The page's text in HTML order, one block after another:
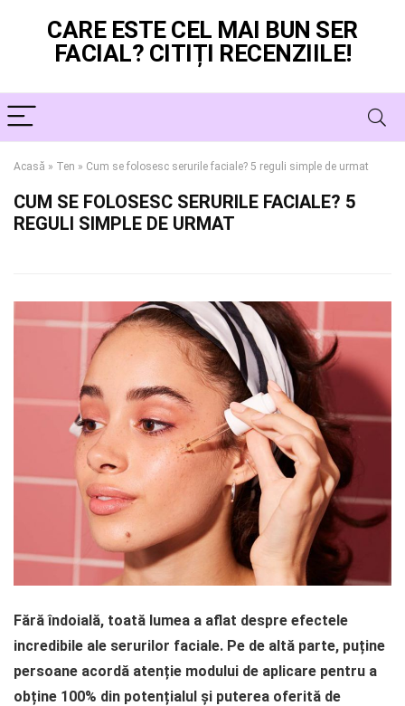
CARE ESTE CEL MAI BUN SER
FACIAL? CITIȚI RECENZIILE!
Acasă » Ten » Cum se folosesc serurile faciale? 5 reguli simple de urmat
CUM SE FOLOSESC SERURILE FACIALE? 5
REGULI SIMPLE DE URMAT
Fără îndoială, toată lumea a aflat despre efectele
incredibile ale serurilor faciale. Pe de altă parte, puține
persoane acordă atenție modului de aplicare pentru a
obține 100% din potențialul și puterea oferită de